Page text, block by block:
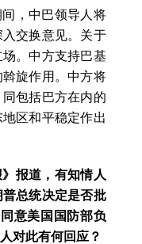
，中巴领导人将
交换意见。关于
。中方支持巴基
旋作用。中方将
包括巴方在内的
区和平稳定作出
报道，有知情人
总统决定是否批
意美国国防部负
对此有何回应？